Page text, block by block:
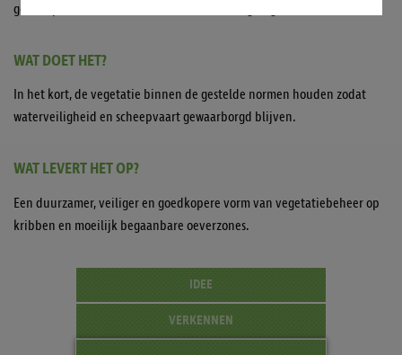
goedkoper, met minder risico en duurzamer georganiseerd worden.
WAT DOET HET?
In het kort, de vegetatie binnen de gestelde normen houden zodat
waterveiligheid en scheepvaart gewaarborgd blijven.
WAT LEVERT HET OP?
Een duurzamer, veiliger en goedkopere vorm van vegetatiebeheer op
kribben en moeilijk begaanbare oeverzones.
IDEE
VERKENNEN